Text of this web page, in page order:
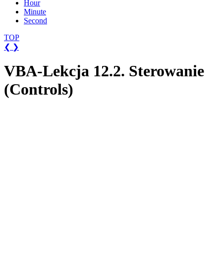
Hour
Minute
Second
TOP
❮ ❯
VBA-Lekcja 12.2. Sterowanie
(Controls)